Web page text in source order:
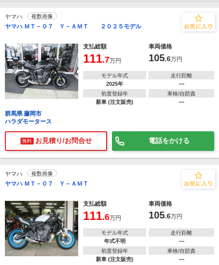
ヤマハ 複数画像
ヤマハ ＭＴ－０７ Ｙ－ＡＭＴ ２０２５モデル
支払総額 車両価格
111.7万円 105.6万円
モデル年式
2025年
走行距離
―
初度登録年
新車 (注文販売)
車検/自賠責
―
群馬県 藤岡市
ハラダモータース
無料 お見積り/お問合せ 電話をかける
ヤマハ 複数画像
ヤマハ ＭＴ－０７ Ｙ－ＡＭＴ
支払総額 車両価格
111.6万円 105.6万円
モデル年式
年式不明
走行距離
―
初度登録年
新車 (注文販売)
車検/自賠責
―